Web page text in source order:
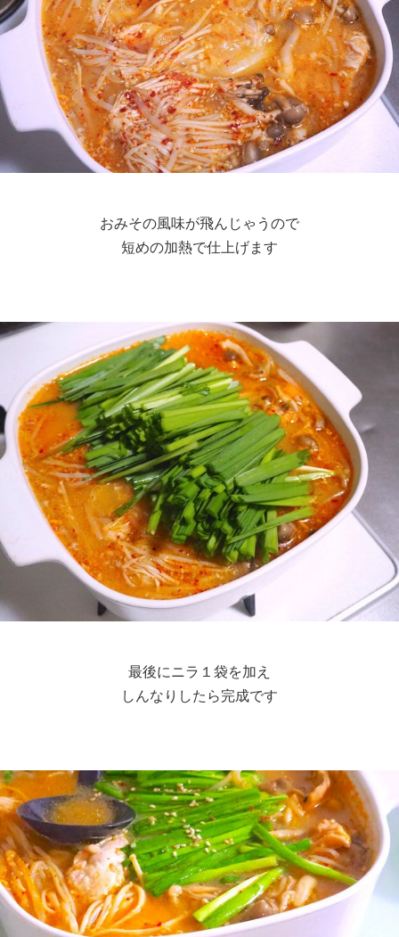
おみその風味が飛んじゃうので
短めの加熱で仕上げます
最後にニラ１袋を加え
しんなりしたら完成です